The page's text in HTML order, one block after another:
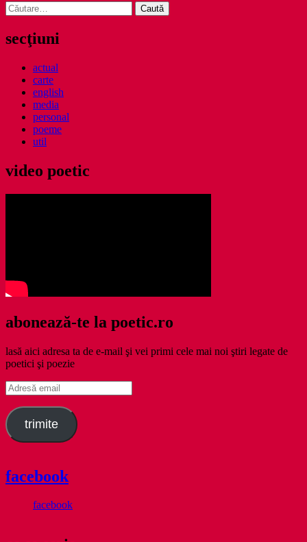
Caută
după:
secţiuni
actual
carte
english
media
personal
poeme
util
video poetic
abonează-te la poetic.ro
lasă aici adresa ta de e-mail şi vei primi cele mai noi ştiri legate de
poetici şi poezie
Adresă
email
trimite
facebook
facebook